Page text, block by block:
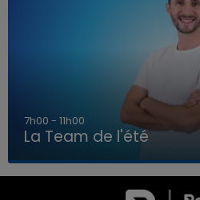
LA TEAM DE L'ÉTÉ
7h00 - 11h00
La Team de l'été